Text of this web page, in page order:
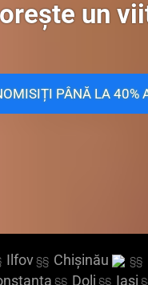
un
PÂNĂ LA 40%
Ilfov§§ Chișinău §§
§§ Dolj §§ Iași